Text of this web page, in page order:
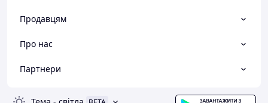
Продавцям
Про нас
Партнери